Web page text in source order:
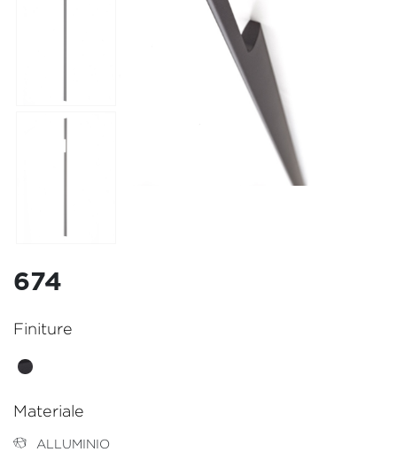
674
Finiture
Materiale
ALLUMINIO